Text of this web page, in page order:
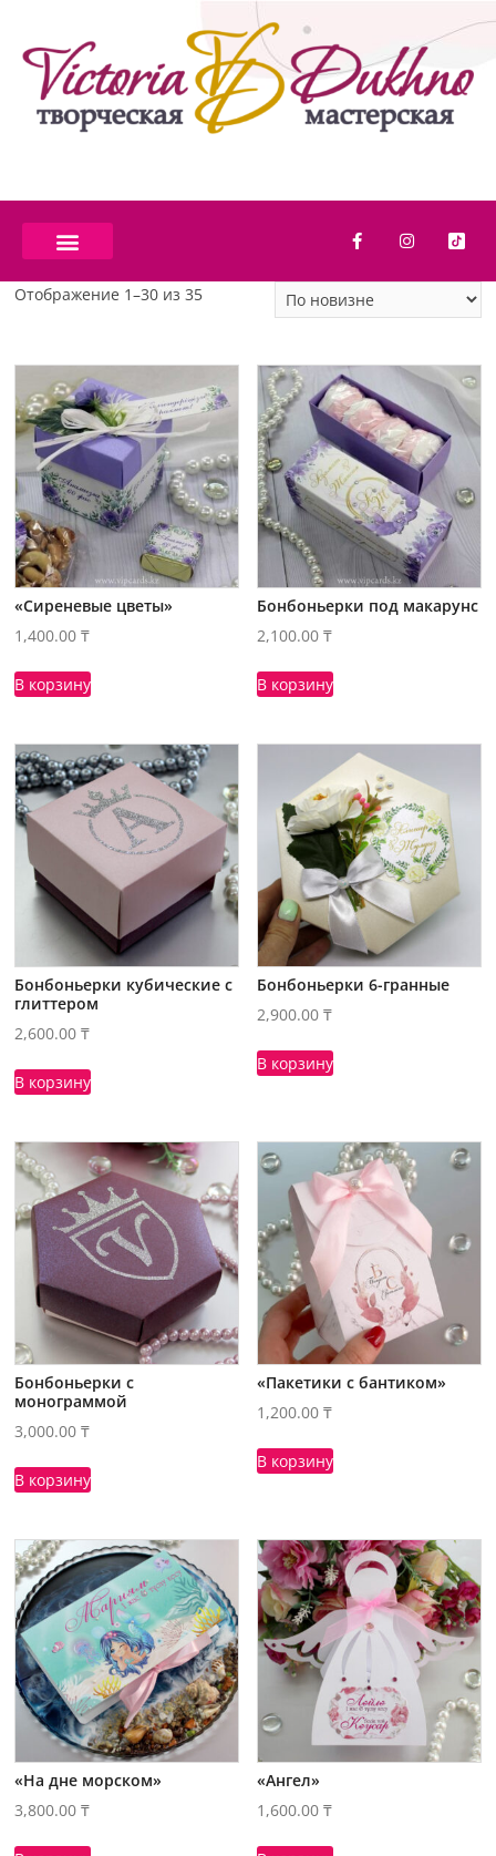
Отображение 1–30 из 35
«Сиреневые цветы»
1,400.00₸
В корзину
Бонбоньерки под макарунс
2,100.00₸
В корзину
Бонбоньерки кубические с
глиттером
2,600.00₸
В корзину
Бонбоньерки 6-гранные
2,900.00₸
В корзину
Бонбоньерки с
монограммой
3,000.00₸
В корзину
«Пакетики с бантиком»
1,200.00₸
В корзину
«На дне морском»
3,800.00₸
«Ангел»
1,600.00₸